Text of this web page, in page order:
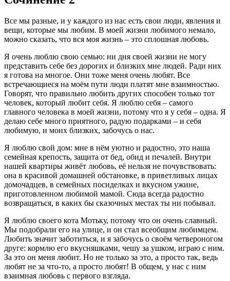
Все мы разные, и у каждого из нас есть свои люди, явления и
вещи, которые мы любим. В моей жизни любимого немало,
можно сказать, что вся моя жизнь – это сплошная любовь.
Я очень люблю свою семью: ни дня своей жизни не могу
представить себе без дорогих и близких мне людей. Ради них
я готова на многое. Они тоже меня очень любят. Все
встречающиеся на моём пути люди платят мне взаимностью.
Говорят, что правильно любить других способен только тот
человек, который любит себя. Я люблю себя – самого
главного человека в моей жизни, потому что я у себя – одна. Я
делаю себе много приятного, радую подарками – и себя
любимую, и моих близких, забочусь о нас.
Я люблю свой дом: мне в нём уютно и радостно, это наша
семейная крепость, защита от бед, обид и печалей. Внутри
нашей квартиры живёт любовь, её нельзя не почувствовать:
она в красивой домашней обстановке, в приветливых лицах
домочадцев, в семейных посиделках и вкусном ужине,
приготовленном любимой мамой. Сюда всегда радостно
возвращаться, в каких бы сказочных местах ты ни побывал.
Я люблю своего кота Мотьку, потому что он очень славный.
Мы подобрали его на улице, и он стал всеобщим любимцем.
Любить значит заботиться, и я забочусь о своём четвероногом
друге: кормлю его вкусняшками, чешу за ушком, играю с ним.
За это он меня любит. Но не только за это, а просто так, ведь
любят не за что-то, а просто любят! В общем, у нас с ним
взаимная любовь с первого взгляда.